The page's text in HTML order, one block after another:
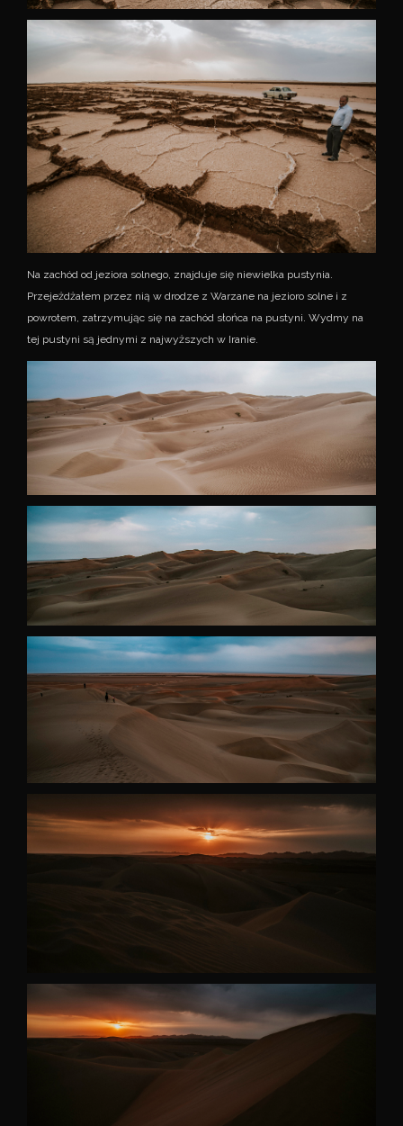
Na zachód od jeziora solnego, znajduje się niewielka pustynia.
Przejeżdżałem przez nią w drodze z Warzane na jezioro solne i z
powrotem, zatrzymując się na zachód słońca na pustyni. Wydmy na
tej pustyni są jednymi z najwyższych w Iranie.